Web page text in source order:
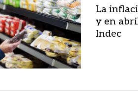
La
y en
Indec